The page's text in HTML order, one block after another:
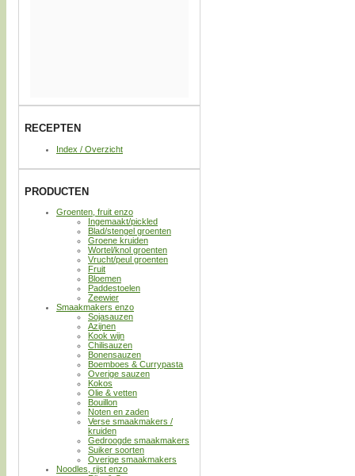
RECEPTEN
Index / Overzicht
PRODUCTEN
Groenten, fruit enzo
Ingemaakt/pickled
Blad/stengel groenten
Groene kruiden
Wortel/knol groenten
Vrucht/peul groenten
Fruit
Bloemen
Paddestoelen
Zeewier
Smaakmakers enzo
Sojasauzen
Azijnen
Kook wijn
Chilisauzen
Bonensauzen
Boemboes & Currypasta
Overige sauzen
Kokos
Olie & vetten
Bouillon
Noten en zaden
Verse smaakmakers /
kruiden
Gedroogde smaakmakers
Suiker soorten
Overige smaakmakers
Noodles, rijst enzo